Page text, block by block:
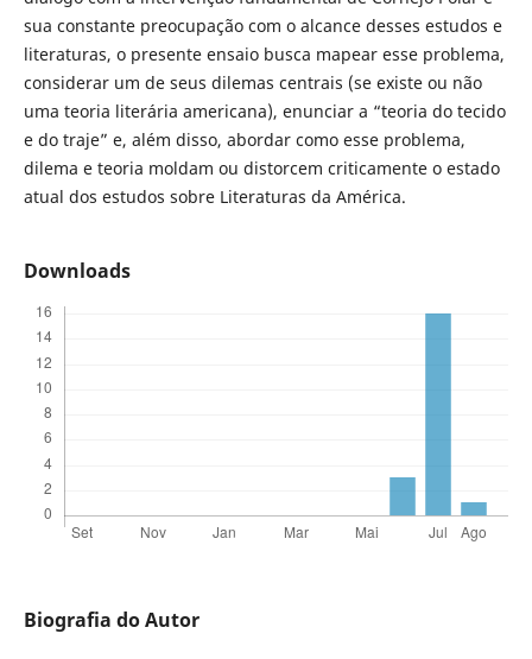
sua constante preocupação com o alcance desses estudos e
literaturas, o presente ensaio busca mapear esse problema,
considerar um de seus dilemas centrais (se existe ou não
uma teoria literária americana), enunciar a “teoria do tecido
e do traje” e, além disso, abordar como esse problema,
dilema e teoria moldam ou distorcem criticamente o estado
atual dos estudos sobre Literaturas da América.
Downloads
Biografia do Autor